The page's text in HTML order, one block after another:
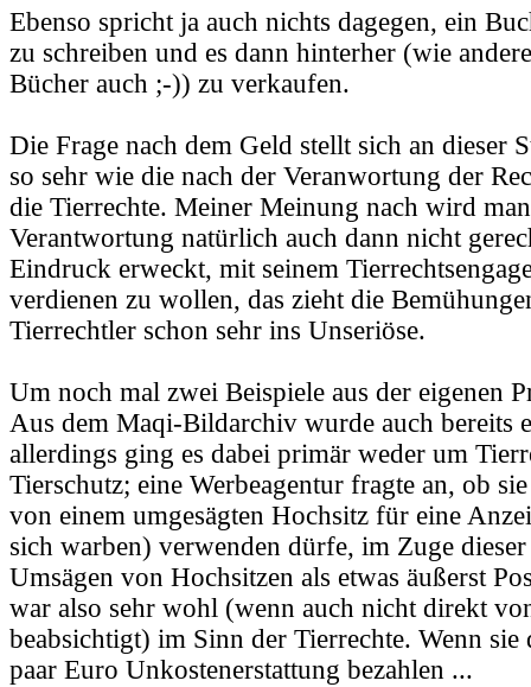
Ebenso spricht ja auch nichts dagegen, ein
zu schreiben und es dann hinterher (wie
Bücher auch ;-)) zu verkaufen.
Die Frage nach dem Geld stellt sich an dieser
so sehr wie die nach der Veranwortung der
die Tierrechte. Meiner Meinung nach wird
Verantwortung natürlich auch dann nicht
Eindruck erweckt, mit seinem
verdienen zu wollen, das zieht die
Tierrechtler schon sehr ins Unseriöse.
Um noch mal zwei Beispiele aus der eigenen
Aus dem Maqi-Bildarchiv wurde auch bereits
allerdings ging es dabei primär weder um
Tierschutz; eine Werbeagentur fragte an, ob
von einem umgesägten Hochsitz für eine
sich warben) verwenden dürfe, im Zuge
Umsägen von Hochsitzen als etwas äußerst
war also sehr wohl (wenn auch nicht direkt
beabsichtigt) im Sinn der Tierrechte. Wenn sie
paar Euro Unkostenerstattung bezahlen ...